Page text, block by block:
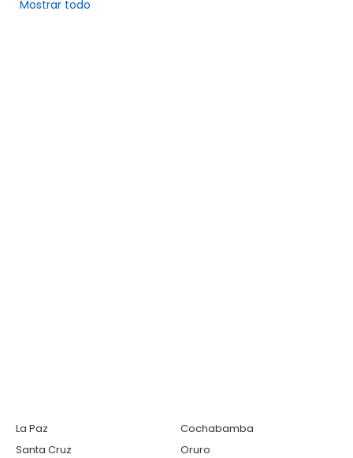
Mostrar todo
La Paz
Cochabamba
Santa Cruz
Oruro